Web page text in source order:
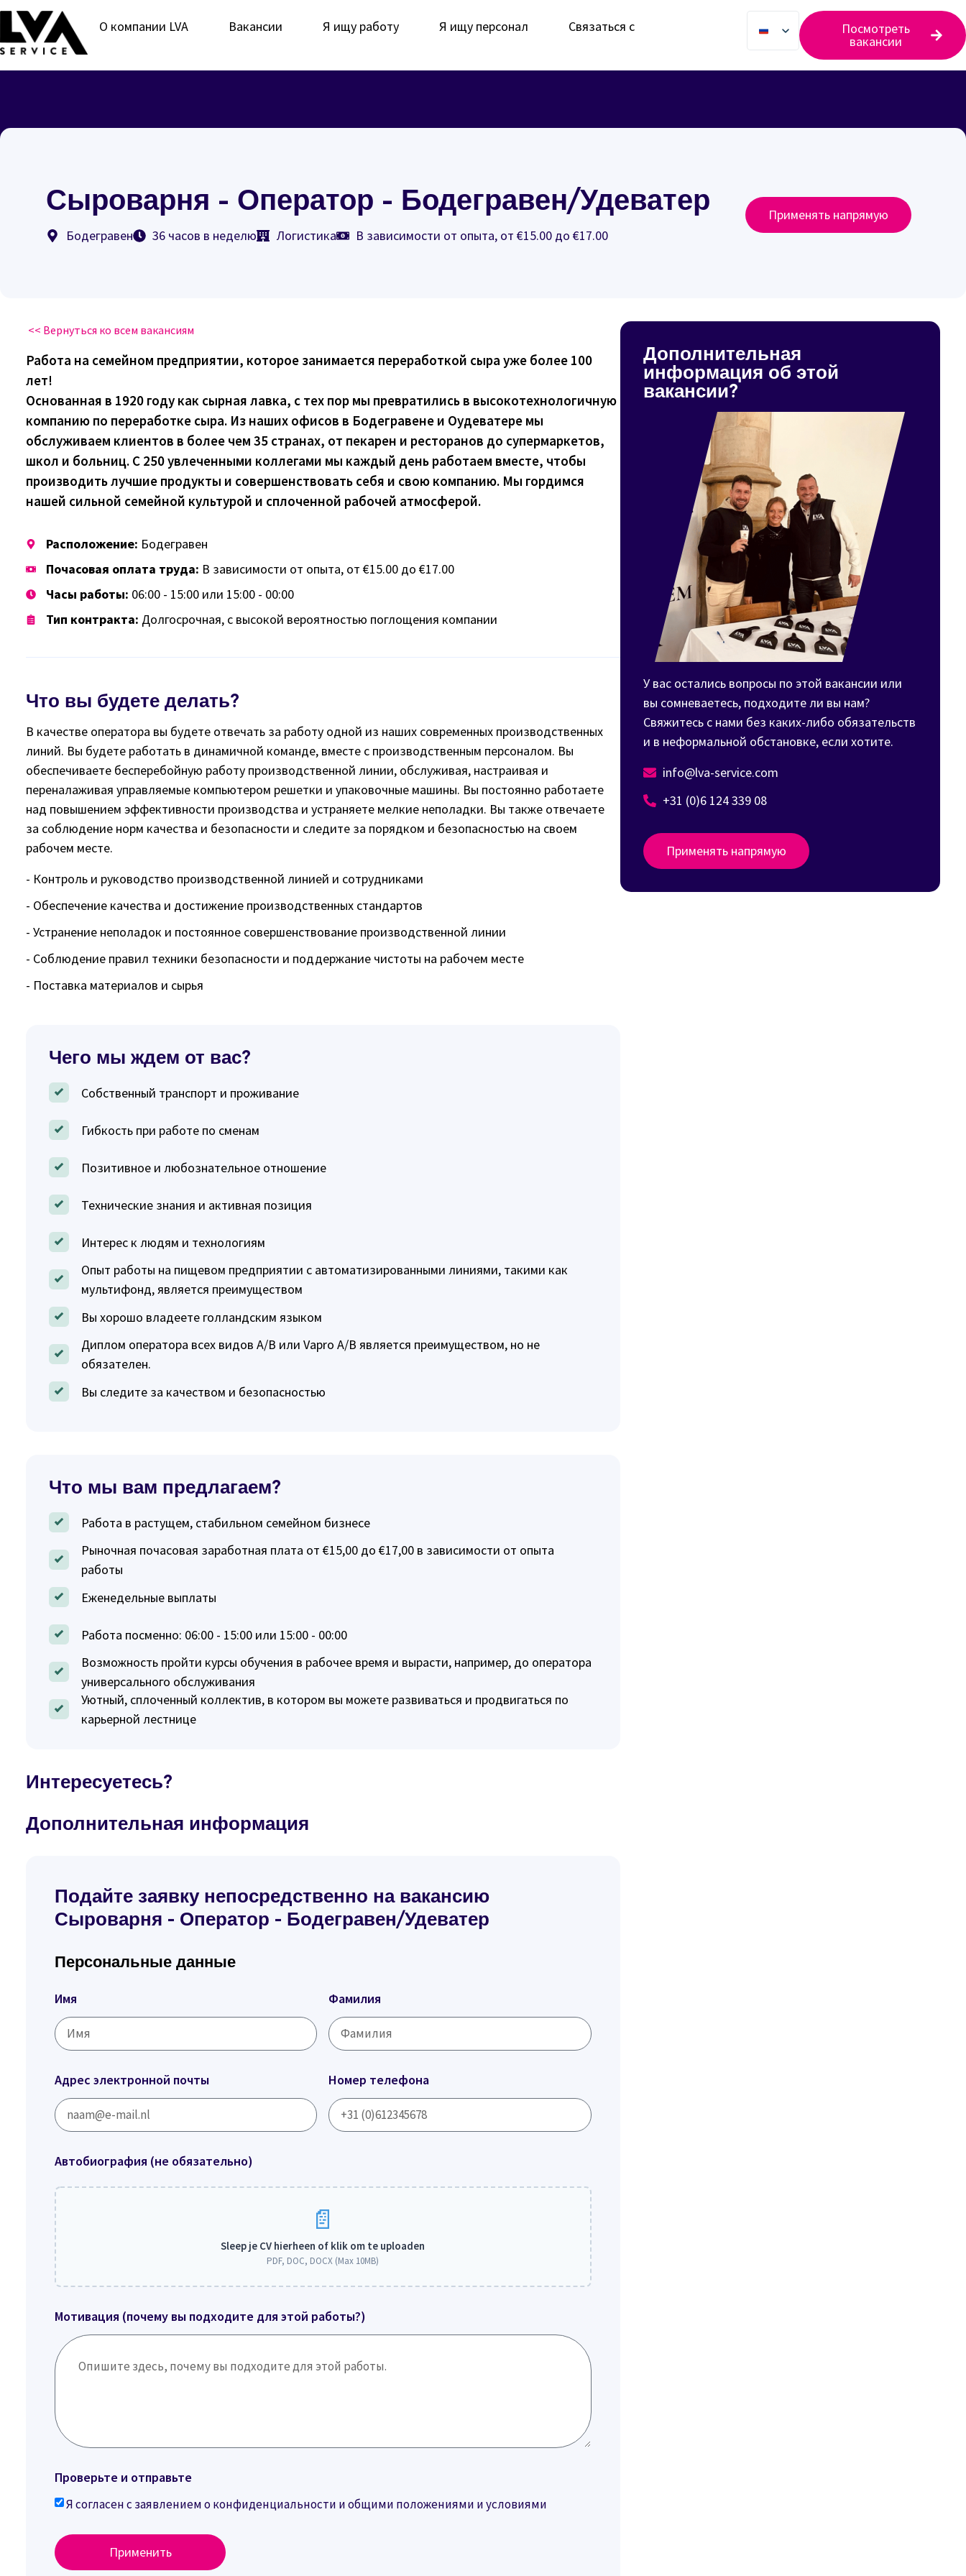
О компании LVA Вакансии Я ищу работу Я ищу персонал Связаться с Посмотреть
вакансии
Сыроварня - Оператор - Бодегравен/Удеватер
Бодегравен 36 часов в неделю Логистика В зависимости от опыта, от €15.00 до €17.00
Применять напрямую
<< Вернуться ко всем вакансиям
Работа на семейном предприятии, которое занимается переработкой сыра уже более 100
лет!
Основанная в 1920 году как сырная лавка, с тех пор мы превратились в высокотехнологичную
компанию по переработке сыра. Из наших офисов в Бодегравене и Оудеватере мы
обслуживаем клиентов в более чем 35 странах, от пекарен и ресторанов до супермаркетов,
школ и больниц. С 250 увлеченными коллегами мы каждый день работаем вместе, чтобы
производить лучшие продукты и совершенствовать себя и свою компанию. Мы гордимся
нашей сильной семейной культурой и сплоченной рабочей атмосферой.
Расположение: Бодегравен
Почасовая оплата труда: В зависимости от опыта, от €15.00 до €17.00
Часы работы: 06:00 - 15:00 или 15:00 - 00:00
Тип контракта: Долгосрочная, с высокой вероятностью поглощения компании
Что вы будете делать?
В качестве оператора вы будете отвечать за работу одной из наших современных производственных
линий. Вы будете работать в динамичной команде, вместе с производственным персоналом. Вы
обеспечиваете бесперебойную работу производственной линии, обслуживая, настраивая и
переналаживая управляемые компьютером решетки и упаковочные машины. Вы постоянно работаете
над повышением эффективности производства и устраняете мелкие неполадки. Вы также отвечаете
за соблюдение норм качества и безопасности и следите за порядком и безопасностью на своем
рабочем месте.
- Контроль и руководство производственной линией и сотрудниками
- Обеспечение качества и достижение производственных стандартов
- Устранение неполадок и постоянное совершенствование производственной линии
- Соблюдение правил техники безопасности и поддержание чистоты на рабочем месте
- Поставка материалов и сырья
Чего мы ждем от вас?
Собственный транспорт и проживание
Гибкость при работе по сменам
Позитивное и любознательное отношение
Технические знания и активная позиция
Интерес к людям и технологиям
Опыт работы на пищевом предприятии с автоматизированными линиями, такими как
мультифонд, является преимуществом
Вы хорошо владеете голландским языком
Диплом оператора всех видов A/B или Vapro A/B является преимуществом, но не
обязателен.
Вы следите за качеством и безопасностью
Что мы вам предлагаем?
Работа в растущем, стабильном семейном бизнесе
Рыночная почасовая заработная плата от €15,00 до €17,00 в зависимости от опыта
работы
Еженедельные выплаты
Работа посменно: 06:00 - 15:00 или 15:00 - 00:00
Возможность пройти курсы обучения в рабочее время и вырасти, например, до оператора
универсального обслуживания
Уютный, сплоченный коллектив, в котором вы можете развиваться и продвигаться по
карьерной лестнице
Интересуетесь?
Дополнительная информация
Подайте заявку непосредственно на вакансию
Сыроварня - Оператор - Бодегравен/Удеватер
Персональные данные
Имя Фамилия
Адрес электронной почты Номер телефона
Автобиография (не обязательно)
Sleep je CV hierheen of klik om te uploaden
PDF, DOC, DOCX (Max 10MB)
Мотивация (почему вы подходите для этой работы?)
Проверьте и отправьте
Я согласен с заявлением о конфиденциальности и общими положениями и условиями
Применить
Дополнительная
информация об этой
вакансии?
У вас остались вопросы по этой вакансии или
вы сомневаетесь, подходите ли вы нам?
Свяжитесь с нами без каких-либо обязательств
и в неформальной обстановке, если хотите.
info@lva-service.com
+31 (0)6 124 339 08
Применять напрямую